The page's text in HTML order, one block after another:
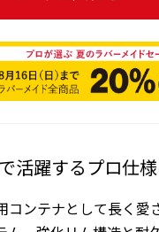
活躍するプロ仕
コンテナとして長く愛